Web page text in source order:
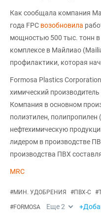
Как сообщала компания
года FPC возобновила
мощностью 500 тыс. тонн в
комплексе в Майлиао
профилактики, которая
Formosa Plastics
химический
Компания в основном
полиэтилен,
нефтехимическую
лидером в производстве
производства ПВХ
MRC
#МИН. УДОБРЕНИЯ #ПВХ-С #
#FORMOSA Еще2